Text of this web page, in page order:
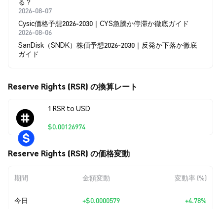
2026-08-07
Cysic価格予想2026-2030｜CYS急騰か停滞か徹底ガイド
2026-08-06
SanDisk（SNDK）株価予想2026-2030｜反発か下落か徹底
ガイド
Reserve Rights (RSR) の換算レート
1 RSR to USD
$0.00126974
Reserve Rights (RSR) の価格変動
期間 金額変動 変動率 (%)
今日 +$0.0000579 +4.78%